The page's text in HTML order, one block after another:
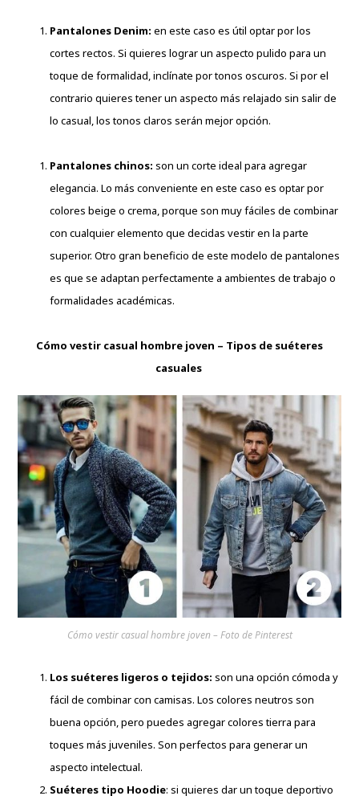
Pantalones Denim:en este caso es útil optar por los
cortes rectos. Si quieres lograr un aspecto pulido para un
toque de formalidad, inclínate por tonos oscuros. Si por el
contrario quieres tener un aspecto más relajado sin salir de
lo casual, los tonos claros serán mejor opción.
Pantalones chinos:son un corte ideal para agregar
elegancia. Lo más conveniente en este caso es optar por
colores beige o crema, porque son muy fáciles de combinar
con cualquier elemento que decidas vestir en la parte
superior. Otro gran beneficio de este modelo de pantalones
es que se adaptan perfectamente a ambientes de trabajo o
formalidades académicas.
Cómo vestir casual hombre joven – Tipos de suéteres
casuales
Cómo vestir casual hombre joven – Foto de Pinterest
Los suéteres ligeros o tejidos: son una opción cómoda y
fácil de combinar con camisas. Los colores neutros son
buena opción, pero puedes agregar colores tierra para
toques más juveniles. Son perfectos para generar un
aspecto intelectual.
Suéteres tipo Hoodie: si quieres dar un toque deportivo